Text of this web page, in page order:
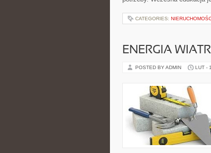
CATEGORIES:
ENERGIA
POSTED BY ADMIN LUT -